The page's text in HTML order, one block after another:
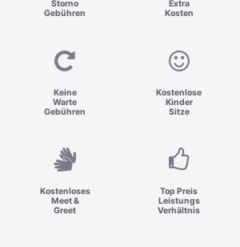
Storno
Gebühren
Extra
Kosten
Keine
Warte
Gebühren
Kostenlose
Kinder
Sitze
Kostenloses
Meet &
Greet
Top Preis
Leistungs
Verhältnis